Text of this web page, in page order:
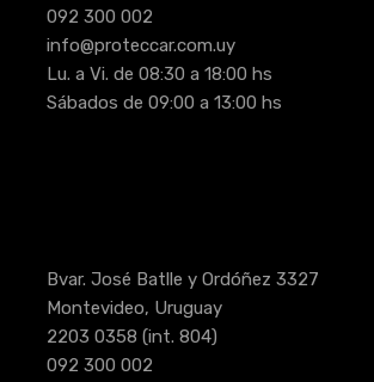
092 300 002
info@proteccar.com.uy
Lu. a Vi. de 08:30 a 18:00 hs
Sábados de 09:00 a 13:00 hs
Bvar. José Batlle y Ordóñez 3327
Montevideo, Uruguay
2203 0358 (int. 804)
092 300 002